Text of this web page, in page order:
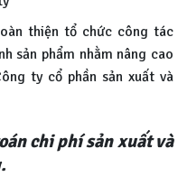
thiện tổ chức công tác
sản phẩm nhằm nâng cao
ty cổ phần sản xuất và
chi phí sản xuất và